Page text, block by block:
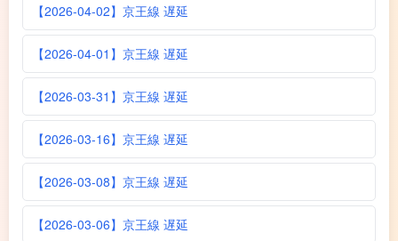
【2026-04-02】京王線 遅延
【2026-04-01】京王線 遅延
【2026-03-31】京王線 遅延
【2026-03-16】京王線 遅延
【2026-03-08】京王線 遅延
【2026-03-06】京王線 遅延